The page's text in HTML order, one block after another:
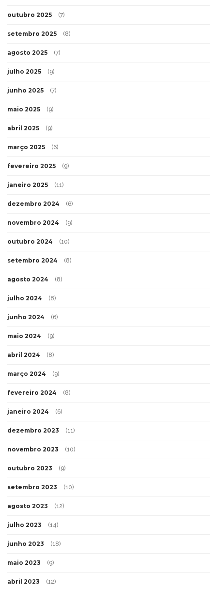
outubro 2025 (7)
setembro 2025 (8)
agosto 2025 (7)
julho 2025 (9)
junho 2025 (7)
maio 2025 (9)
abril 2025 (9)
março 2025 (6)
fevereiro 2025 (9)
janeiro 2025 (11)
dezembro 2024 (6)
novembro 2024 (9)
outubro 2024 (10)
setembro 2024 (8)
agosto 2024 (8)
julho 2024 (8)
junho 2024 (6)
maio 2024 (9)
abril 2024 (8)
março 2024 (9)
fevereiro 2024 (8)
janeiro 2024 (6)
dezembro 2023 (11)
novembro 2023 (10)
outubro 2023 (9)
setembro 2023 (10)
agosto 2023 (12)
julho 2023 (14)
junho 2023 (18)
maio 2023 (9)
abril 2023 (12)